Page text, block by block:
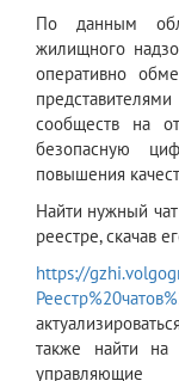
По данным
жилищного
оперативно
сообществ на
безопасную
повышения
Найти нужный
реестре, скачав
https://
также найти
управляющие